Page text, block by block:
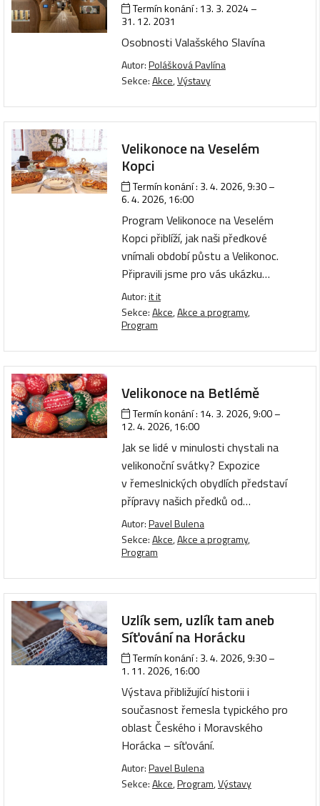
Termín konání : 13. 3. 2024–
31. 12. 2031
Osobnosti Valašského Slavína
Autor:Polášková Pavlína
Sekce:Akce,Výstavy
Velikonoce na Veselém
Kopci
Termín konání : 3. 4. 2026, 9:30–
6. 4. 2026, 16:00
Program Velikonoce na Veselém
Kopci přiblíží, jak naši předkové
vnímali období půstu a Velikonoc.
Připravili jsme pro vás ukázku…
Autor:it it
Sekce:Akce,Akce a programy,
Program
Velikonoce na Betlémě
Termín konání : 14. 3. 2026, 9:00–
12. 4. 2026, 16:00
Jak se lidé v minulosti chystali na
velikonoční svátky? Expozice
v řemeslnických obydlích představí
přípravy našich předků od…
Autor:Pavel Bulena
Sekce:Akce,Akce a programy,
Program
Uzlík sem, uzlík tam aneb
Síťování na Horácku
Termín konání : 3. 4. 2026, 9:30–
1. 11. 2026, 16:00
Výstava přibližující historii i
současnost řemesla typického pro
oblast Českého i Moravského
Horácka – síťování.
Autor:Pavel Bulena
Sekce:Akce,Program,Výstavy